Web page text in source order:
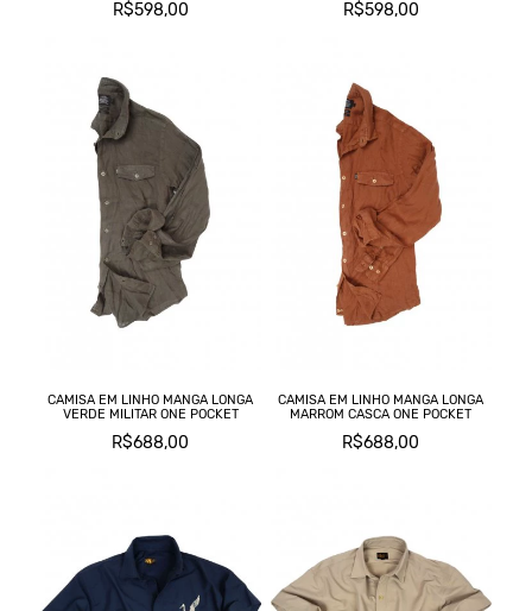
R$598,00 R$598,00
CAMISA EM LINHO MANGA LONGA
VERDE MILITAR ONE POCKET
R$688,00
CAMISA EM LINHO MANGA LONGA
MARROM CASCA ONE POCKET
R$688,00